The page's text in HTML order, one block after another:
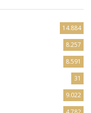
14.884
8.257
8.591
31
9.022